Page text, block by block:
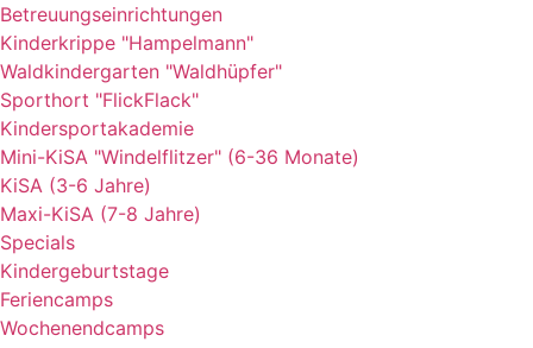
Betreuungseinrichtungen
Kinderkrippe "Hampelmann"
Waldkindergarten "Waldhüpfer"
Sporthort "FlickFlack"
Kindersportakademie
Mini-KiSA "Windelflitzer" (6-36 Monate)
KiSA (3-6 Jahre)
Maxi-KiSA (7-8 Jahre)
Specials
Kindergeburtstage
Feriencamps
Wochenendcamps